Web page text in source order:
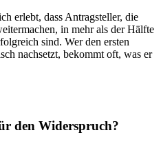
erlebt, dass Antragsteller, die
in mehr als der Hälfte
sind. Wer den ersten
nachsetzt, bekommt oft, was er
den Widerspruch?